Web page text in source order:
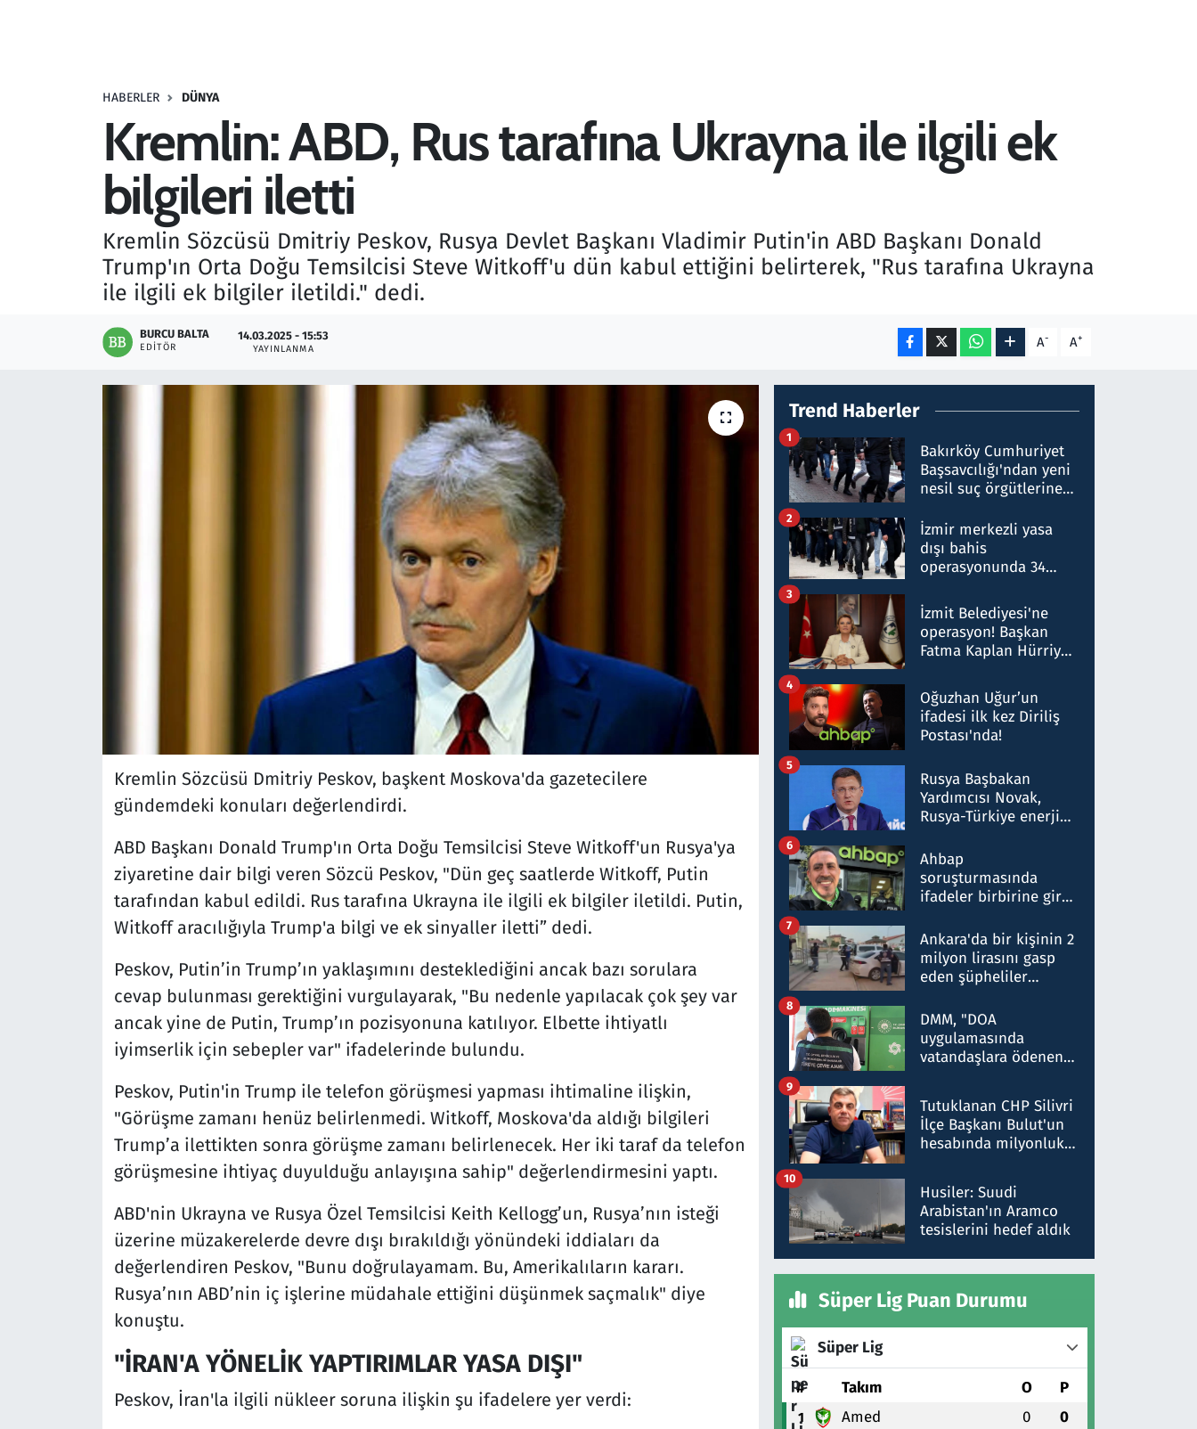
HABERLER DÜNYA
Kremlin: ABD, Rus tarafına Ukrayna ile ilgili ek
bilgileri iletti
Kremlin Sözcüsü Dmitriy Peskov, Rusya Devlet Başkanı Vladimir Putin'in ABD Başkanı Donald
Trump'ın Orta Doğu Temsilcisi Steve Witkoff'u dün kabul ettiğini belirterek, "Rus tarafına Ukrayna
ile ilgili ek bilgiler iletildi." dedi.
BURCU BALTA
EDITÖR
14.03.2025 - 15:53
YAYINLANMA A- A+
Kremlin Sözcüsü Dmitriy Peskov, başkent Moskova'da gazetecilere
gündemdeki konuları değerlendirdi.
ABD Başkanı Donald Trump'ın Orta Doğu Temsilcisi Steve Witkoff'un Rusya'ya
ziyaretine dair bilgi veren Sözcü Peskov, "Dün geç saatlerde Witkoff, Putin
tarafından kabul edildi. Rus tarafına Ukrayna ile ilgili ek bilgiler iletildi. Putin,
Witkoff aracılığıyla Trump'a bilgi ve ek sinyaller iletti” dedi.
Peskov, Putin’in Trump’ın yaklaşımını desteklediğini ancak bazı sorulara
cevap bulunması gerektiğini vurgulayarak, "Bu nedenle yapılacak çok şey var
ancak yine de Putin, Trump’ın pozisyonuna katılıyor. Elbette ihtiyatlı
iyimserlik için sebepler var" ifadelerinde bulundu.
Peskov, Putin'in Trump ile telefon görüşmesi yapması ihtimaline ilişkin,
"Görüşme zamanı henüz belirlenmedi. Witkoff, Moskova'da aldığı bilgileri
Trump’a ilettikten sonra görüşme zamanı belirlenecek. Her iki taraf da telefon
görüşmesine ihtiyaç duyulduğu anlayışına sahip" değerlendirmesini yaptı.
ABD'nin Ukrayna ve Rusya Özel Temsilcisi Keith Kellogg’un, Rusya’nın isteği
üzerine müzakerelerde devre dışı bırakıldığı yönündeki iddiaları da
değerlendiren Peskov, "Bunu doğrulayamam. Bu, Amerikalıların kararı.
Rusya’nın ABD’nin iç işlerine müdahale ettiğini düşünmek saçmalık" diye
konuştu.
"İRAN'A YÖNELİK YAPTIRIMLAR YASA DIŞI"
Peskov, İran'la ilgili nükleer soruna ilişkin şu ifadelere yer verdi:
Trend Haberler
Bakırköy Cumhuriyet
Başsavcılığı'ndan yeni
nesil suç örgütlerine
hakkında gözaltı kararı
1
İzmir merkezli yasa
dışı bahis
operasyonunda 34
Milyar liralık para
trafiği tespit edildi
2
İzmit Belediyesi'ne
operasyon! Başkan
Fatma Kaplan Hürriyet
3
Oğuzhan Uğur’un
ifadesi ilk kez Diriliş
Postası'nda!
4
Rusya Başbakan
Yardımcısı Novak,
Rusya-Türkiye enerji
nitelikte olduğunu
belirtti
5
Ahbap
soruşturmasında
ifadeler birbirine girdi:
ifadelerinden ortaya
çıkan tablo şok etti
6
Ankara'da bir kişinin 2
milyon lirasını gasp
eden şüpheliler
7
DMM, "DOA
uygulamasında
vatandaşlara ödenen
düşürüldüğü" iddiasını
yalanladı
8
Tutuklanan CHP Silivri
İlçe Başkanı Bulut'un
hesabında milyonluk
talimat verdi, ben
gönderdim
9
Husiler: Suudi
Arabistan'ın Aramco
tesislerini hedef aldık
10
Süper Lig Puan Durumu
Süper Lig
# Takım O P
1 Amed 0 0
Savunma Sanayi
Televizyon